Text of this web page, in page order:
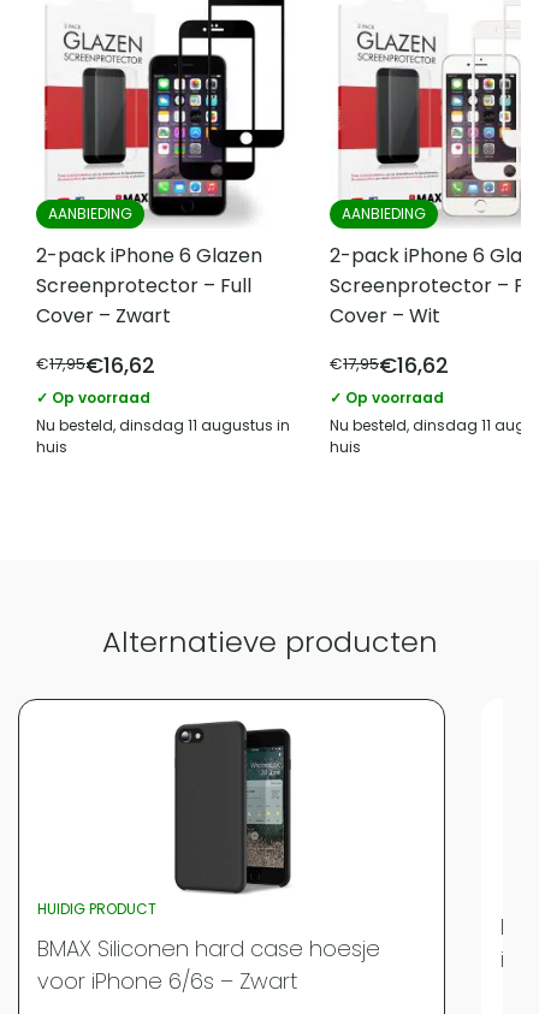
Type hoesje Hardcase hoesje
Vergelijk met alternatieven
AANBIEDING
2-pack iPhone 6 Glazen
Screenprotector – Full
Cover – Zwart
€17,95€16,62
✓ Op voorraad
Nu besteld, dinsdag 11 augustus in
huis
AANBIEDING
2-pack iPhone 6
Screenprotector –
Cover – Wit
€17,95€16,62
✓ Op voorraad
Nu besteld, dinsdag 11
huis
Alternatieve producten
HUIDIG PRODUCT
BMAX Siliconen hard case hoesje
voor iPhone 6/6s – Zwart